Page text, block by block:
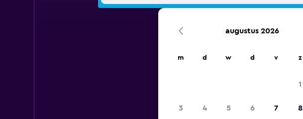
augustus 2026
m d w d v z
1
3 4 5 6 7 8